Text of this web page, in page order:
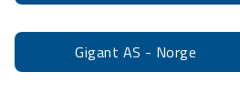
Gigant AS - Norge